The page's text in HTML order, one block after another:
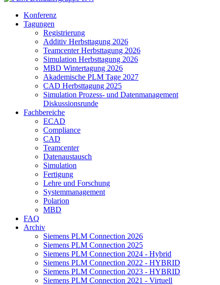
Konferenz
Tagungen
Registrierung
Additiv Herbsttagung 2026
Teamcenter Herbsttagung 2026
Simulation Herbsttagung 2026
MBD Wintertagung 2026
Akademische PLM Tage 2027
CAD Herbsttagung 2025
Simulation Prozess- und Datenmanagement
Diskussionsrunde
Fachbereiche
ECAD
Compliance
CAD
Teamcenter
Datenaustausch
Simulation
Fertigung
Lehre und Forschung
Systemmanagement
Polarion
MBD
FAQ
Archiv
Siemens PLM Connection 2026
Siemens PLM Connection 2025
Siemens PLM Connection 2024 - Hybrid
Siemens PLM Connection 2022 - HYBRID
Siemens PLM Connection 2023 - HYBRID
Siemens PLM Connection 2021 - Virtuell